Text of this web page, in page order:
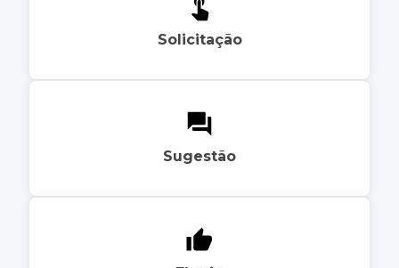
Solicitação
Sugestão